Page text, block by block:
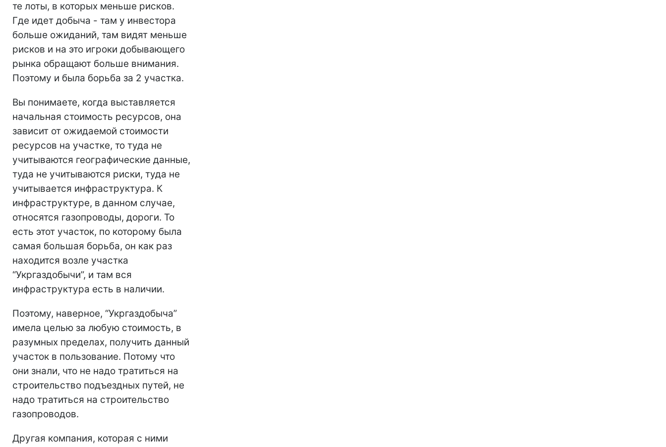
те лоты, в которых меньше рисков.
Где идет добыча - там у инвестора
больше ожиданий, там видят меньше
рисков и на это игроки добывающего
рынка обращают больше внимания.
Поэтому и была борьба за 2 участка.
Вы понимаете, когда выставляется
начальная стоимость ресурсов, она
зависит от ожидаемой стоимости
ресурсов на участке, то туда не
учитываются географические данные,
туда не учитываются риски, туда не
учитывается инфраструктура. К
инфраструктуре, в данном случае,
относятся газопроводы, дороги. То
есть этот участок, по которому была
самая большая борьба, он как раз
находится возле участка
“Укргаздобычи”, и там вся
инфраструктура есть в наличии.
Поэтому, наверное, “Укргаздобыча”
имела целью за любую стоимость, в
разумных пределах, получить данный
участок в пользование. Потому что
они знали, что не надо тратиться на
строительство подъездных путей, не
надо тратиться на строительство
газопроводов.
Другая компания, которая с ними